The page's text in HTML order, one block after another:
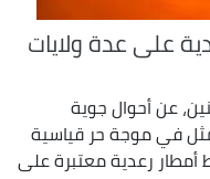
على عدة ولايات
عن أحوال جوية
في موجة حر قياسية
أمطار رعدية معتبرة على